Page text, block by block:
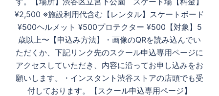
¥2,500 ※施設利用代含む【レンタル】スケートボード
¥500ヘルメット ¥500プロテクター ¥500【対象】5
歳以上〜【申込み方法】・画像のQRを読み込んでい
ただくか、下記リンク先のスクール申込専用ページに
アクセスしていただき、内容に沿ってお申し込みをお
願いします。・インスタント渋谷ストアの店頭でも受
付しております。【スクール申込専用ページ】